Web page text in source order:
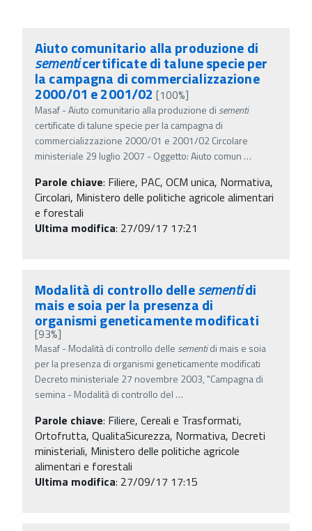
Aiuto comunitario alla produzione di
sementicertificate di talune specie per
la campagna di commercializzazione
2000/01 e 2001/02 [100%]
Masaf - Aiuto comunitario alla produzione di sementi
certificate di talune specie per la campagna di
commercializzazione 2000/01 e 2001/02 Circolare
ministeriale 29 luglio 2007 - Oggetto: Aiuto comun …
Parole chiave: Filiere, PAC, OCM unica, Normativa,
Circolari, Ministero delle politiche agricole alimentari
e forestali
Ultima modifica: 27/09/17 17:21
Modalità di controllo dellesementidi
mais e soia per la presenza di
organismi geneticamente modificati
[93%]
Masaf - Modalità di controllo delle sementidi mais e soia
per la presenza di organismi geneticamente modificati
Decreto ministeriale 27 novembre 2003, "Campagna di
semina - Modalità di controllo del …
Parole chiave: Filiere, Cereali e Trasformati,
Ortofrutta, QualitaSicurezza, Normativa, Decreti
ministeriali, Ministero delle politiche agricole
alimentari e forestali
Ultima modifica: 27/09/17 17:15